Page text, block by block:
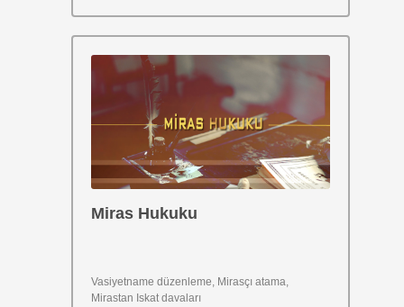
Miras Hukuku
Vasiyetname düzenleme, Mirasçı atama,
Mirastan Iskat davaları